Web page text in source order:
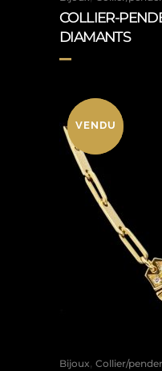
COLLIER-
DIAMANTS
VENDU
Bijoux, Collier/
VENDU